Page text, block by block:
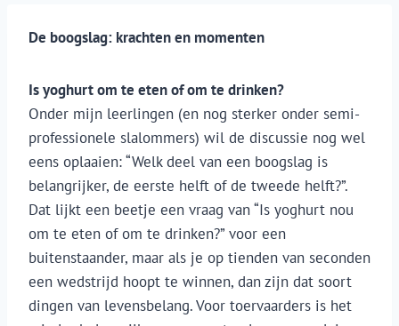
De boogslag: krachten en momenten
Is yoghurt om te eten of om te drinken?
Onder mijn leerlingen (en nog sterker onder semi-
professionele slalommers) wil de discussie nog wel
eens oplaaien: “Welk deel van een boogslag is
belangrijker, de eerste helft of de tweede helft?”.
Dat lijkt een beetje een vraag van “Is yoghurt nou
om te eten of om te drinken?” voor een
buitenstaander, maar als je op tienden van seconden
een wedstrijd hoopt te winnen, dan zijn dat soort
dingen van levensbelang. Voor toervaarders is het